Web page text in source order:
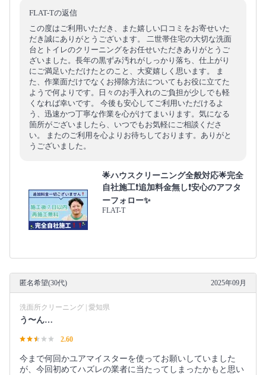
FLAT-Tの返信
この度はご利用いただき、また嬉しい口コミをお寄せいた
だき誠にありがとうございます。 二世帯住宅の大切な洗面
台とトイレのクリーニングをお任せいただきありがとうご
ざいました。長年の黒ずみ汚れがしっかり落ち、仕上がり
にご満足いただけたとのこと、大変嬉しく思います。 ま
た、作業面だけでなくお掃除方法についてもお役に立てた
ようで何よりです。日々のお手入れのご負担が少しでも軽
くなれば幸いです。 今後も安心してご利用いただけるよ
う、迅速かつ丁寧な作業を心がけてまいります。気になる
箇所がございましたら、いつでもお気軽にご相談くださ
い。 またのご利用を心よりお待ちしております。ありがと
うございました。
🌟ハウスクリーニング全般対応🌟完全
自社施工❗️追加料金無し❗️安心のアフタ
ーフォロー✨
FLAT-T
匿名希望(30代) 2025年09月
洗面所クリーニング | 愛知県
う〜ん…
2.60
今まで何回かユアマイスターを使ってお願いしていました
が、今回初めてハズレの業者に当たってしまったかもと思い